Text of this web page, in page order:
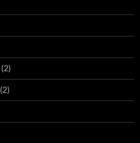
(2)
(2)